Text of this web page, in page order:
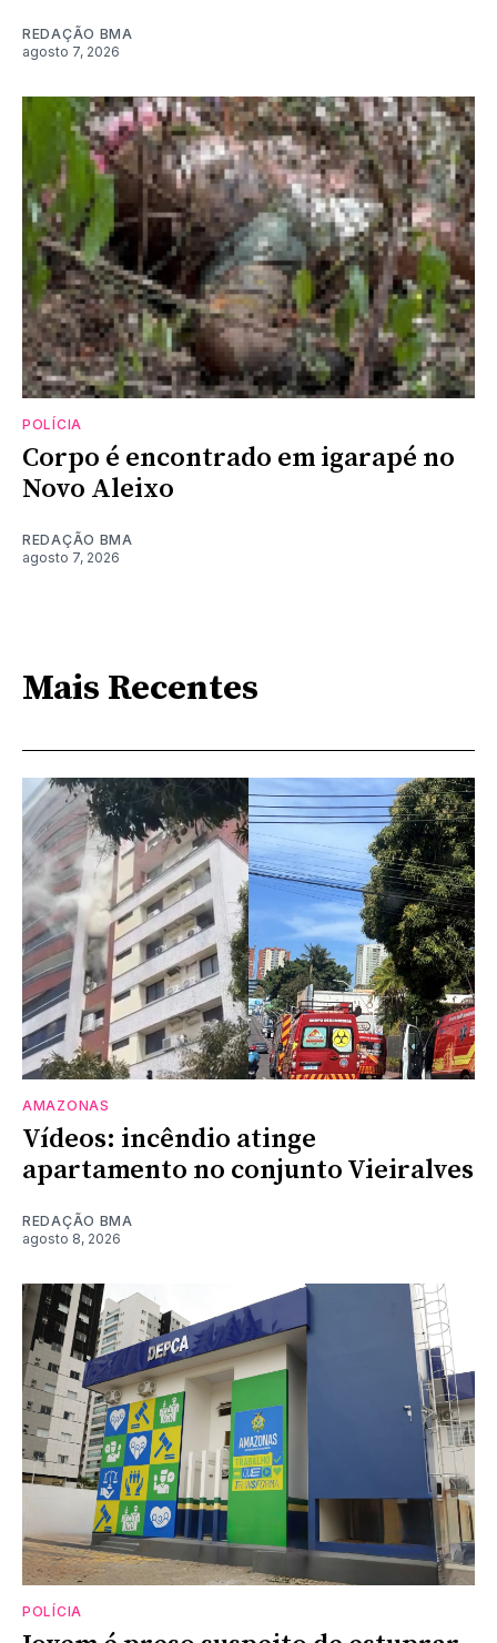
REDAÇÃO BMA
agosto 7, 2026
POLÍCIA
Corpo é encontrado em igarapé no
Novo Aleixo
REDAÇÃO BMA
agosto 7, 2026
Mais Recentes
AMAZONAS
Vídeos: incêndio atinge
apartamento no conjunto Vieiralves
REDAÇÃO BMA
agosto 8, 2026
POLÍCIA